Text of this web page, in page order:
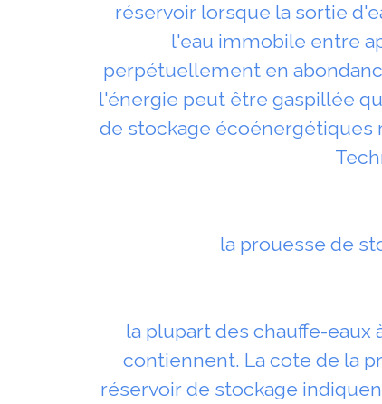
réservoir lorsque la sortie
l'eau immobile entre
perpétuellement en
l'énergie peut être gaspillée
de stockage écoénergétiques
la prouesse de
la plupart des chauffe-
contiennent. La cote de la
réservoir de stockage